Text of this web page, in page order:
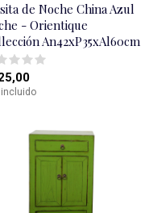
de Noche China Azul
- Orientique
An42xP35xAl60cm
incluido